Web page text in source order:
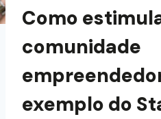
Como
comunidade
exemplo do